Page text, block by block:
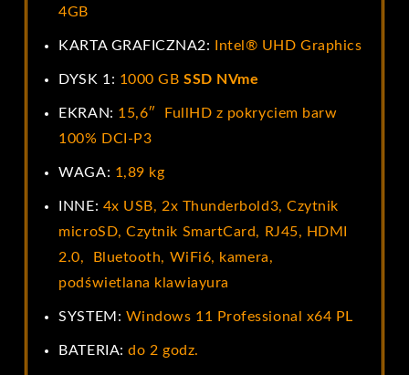
4GB
KARTA GRAFICZNA2: Intel® UHD Graphics
DYSK 1: 1000 GBSSD NVme
EKRAN: 15,6″ FullHD z pokryciem barw
100% DCI-P3
WAGA: 1,89 kg
INNE: 4x USB, 2x Thunderbold3, Czytnik
microSD, Czytnik SmartCard, RJ45, HDMI
2.0, Bluetooth, WiFi6, kamera,
podświetlana klawiayura
SYSTEM: Windows 11 Professional x64 PL
BATERIA: do 2 godz.